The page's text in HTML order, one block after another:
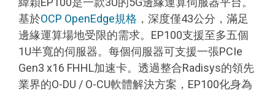
基於OCP OpenEdge規格 ，深度僅43公分，滿足
邊緣運算場地受限的需求。EP100支援至多五個
1U半寬的伺服器。每個伺服器可支援一張PCIe
Gen3 x16 FHHL加速卡。透過整合Radisys的領先
業界的O-DU / O-CU軟體解決方案，EP100化身為